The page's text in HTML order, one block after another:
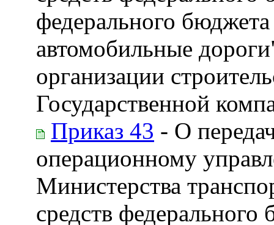
федерального
автомобильные
организации
Государственной
Приказ 43 - О
операционному
Министерства
средств